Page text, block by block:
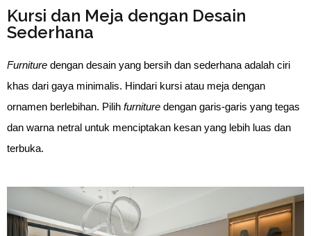
Kursi dan Meja dengan Desain
Sederhana
Furniture dengan desain yang bersih dan sederhana adalah ciri
khas dari gaya minimalis. Hindari kursi atau meja dengan
ornamen berlebihan. Pilih furniture dengan garis-garis yang tegas
dan warna netral untuk menciptakan kesan yang lebih luas dan
terbuka.